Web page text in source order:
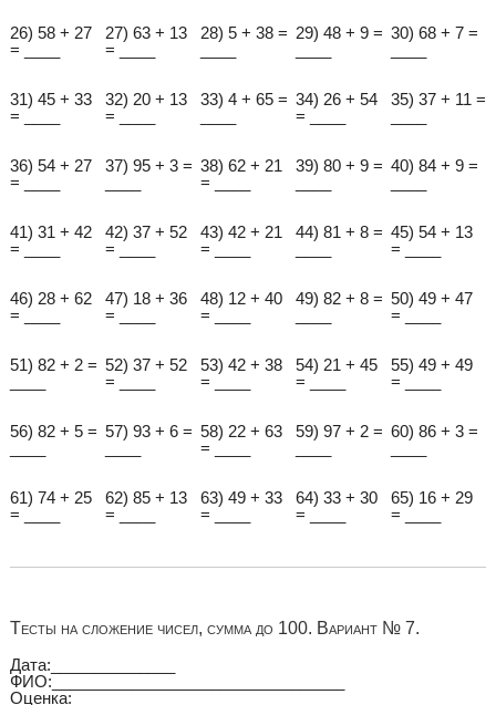
26) 58 + 27
= ____
27) 63 + 13
= ____
28) 5 + 38 = 29) 48 + 9 = 30) 68 + 7 =
31) 45 + 33
= ____
32) 20 + 13
= ____
33) 4 + 65 = 34) 26 + 54
= ____
35) 37 + 11 =
36) 54 + 27
= ____
37) 95 + 3 = 38) 62 + 21
= ____
39) 80 + 9 = 40) 84 + 9 =
41) 31 + 42
= ____
42) 37 + 52
= ____
43) 42 + 21
= ____
44) 81 + 8 = 45) 54 + 13
= ____
46) 28 + 62
= ____
47) 18 + 36
= ____
48) 12 + 40
= ____
49) 82 + 8 = 50) 49 + 47
= ____
51) 82 + 2 = 52) 37 + 52
= ____
53) 42 + 38
= ____
54) 21 + 45
= ____
55) 49 + 49
= ____
56) 82 + 5 = 57) 93 + 6 = 58) 22 + 63
= ____
59) 97 + 2 = 60) 86 + 3 =
61) 74 + 25
= ____
62) 85 + 13
= ____
63) 49 + 33
= ____
64) 33 + 30
= ____
65) 16 + 29
= ____
Тесты на сложение чисел, сумма до 100. Вариант № 7.
Дата:______________
ФИО:_________________________________
Оценка:__________